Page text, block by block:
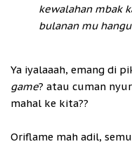
kewalahan mbak
bulanan mu
Ya iyalaaah, emang di
game? atau cuman
mahal ke kita??
Oriflame mah adil,